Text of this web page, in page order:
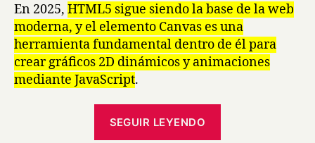
En 2025, HTML5 sigue siendo la base de la web
moderna, y el elemento Canvas es una
herramienta fundamental dentro de él para
crear gráficos 2D dinámicos y animaciones
mediante JavaScript.
SEGUIR LEYENDO